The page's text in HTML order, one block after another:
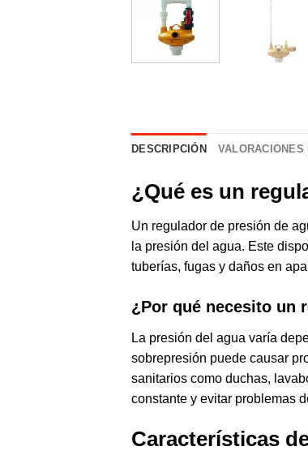
DESCRIPCIÓN VALORACIONES
¿Qué es un
Un regulador de presión de
la presión del agua. Este
tuberías, fugas y daños en
¿Por qué necesito un
La presión del agua varía
sobrepresión puede causar
sanitarios como duchas,
constante y evitar problemas
Características